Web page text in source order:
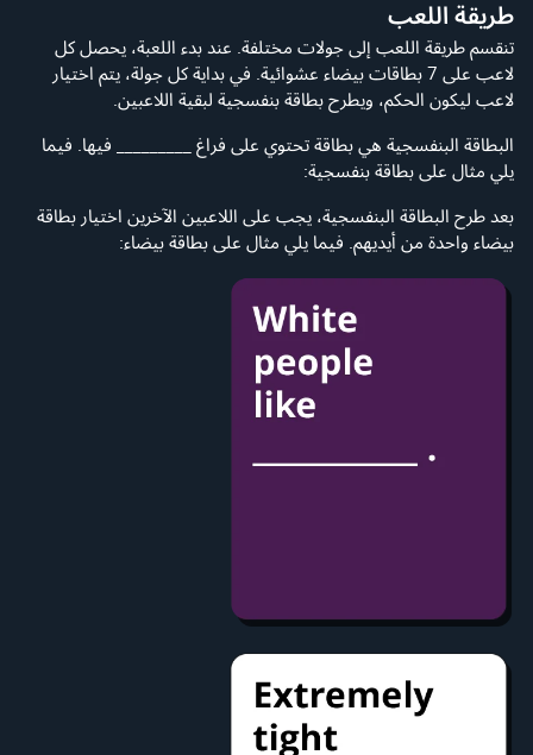
طريقة اللعب
تنقسم طريقة اللعب إلى جولات مختلفة. عند بدء اللعبة، يحصل كل
لاعب على 7 بطاقات بيضاء عشوائية. في بداية كل جولة، يتم اختيار
لاعب ليكون الحكم، ويطرح بطاقة بنفسجية لبقية اللاعبين.
البطاقة البنفسجية هي بطاقة تحتوي على فراغ _________ فيها. فيما
يلي مثال على بطاقة بنفسجية:
بعد طرح البطاقة البنفسجية، يجب على اللاعبين الآخرين اختيار بطاقة
بيضاء واحدة من أيديهم. فيما يلي مثال على بطاقة بيضاء: